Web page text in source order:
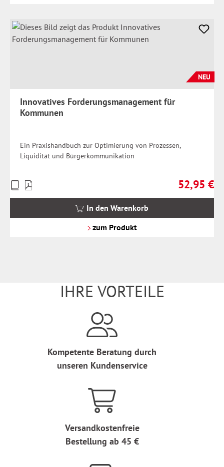
NEU
Innovatives Forderungsmanagement für
Kommunen
Ein Praxishandbuch zur Optimierung von Prozessen,
Liquidität und Bürgerkommunikation
Regulärer
52,95 €
Preise
inkl.
In den Warenkorb
zum Produkt
IHRE VORTEILE
Kompetente Beratung durch
unseren Kundenservice
Versandkostenfreie
Bestellung ab 45 €